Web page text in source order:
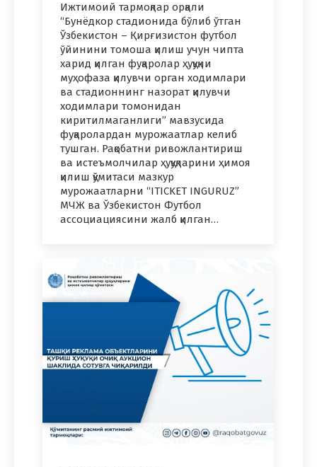
Ижтимоий тармоқлар орқали
“Бунёдкор стадионида бўлиб ўтган
Ўзбекистон – Қирғизистон футбол
ўйинини томоша қилиш учун чипта
харид қилган фуқаролар ҳуқуқни
муҳофаза қилувчи орган ходимлари
ва стадионнинг назорат қилувчи
ходимлари томонидан
киритилмаганлиги” мавзусида
фуқаролардан мурожаатлар келиб
тушган. Рақобатни ривожлантириш
ва истеъмолчилар ҳуқуқларини ҳимоя
қилиш қўмитаси мазкур
мурожаатларни “ITICKET INGURUZ”
МЧЖ ва Ўзбекистон Футбол
ассоциациясини жалб қилган…